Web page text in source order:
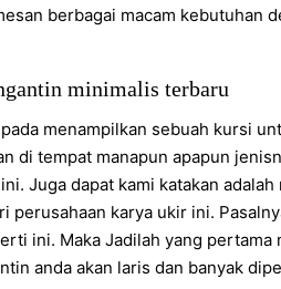
berbagai macam kebutuhan
minimalis terbaru
menampilkan sebuah kursi
di tempat manapun apapun
Juga dapat kami katakan
perusahaan karya ukir ini.
ini. Maka Jadilah yang
anda akan laris dan banyak